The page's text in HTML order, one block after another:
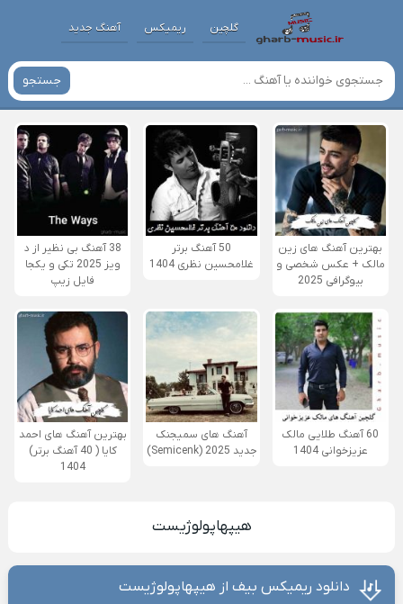
گلچین ریمیکس آهنگ جدید
جستجو
بهترین آهنگ های زین
مالک + عکس شخصی و
بیوگرافی 2025
50 آهنگ برتر
غلامحسین نظری 1404
38 آهنگ بی نظیر از د
ویز 2025 تکی و یکجا
فایل زیپ
60 آهنگ طلایی مالک
عزیزخوانی 1404
آهنگ های سمیجنک
جدید 2025 (Semicenk)
بهترین آهنگ های احمد
کایا ( 40 آهنگ برتر)
1404
هیپهاپولوژیست
دانلود ریمیکس بیف از هیپهاپولوژیست